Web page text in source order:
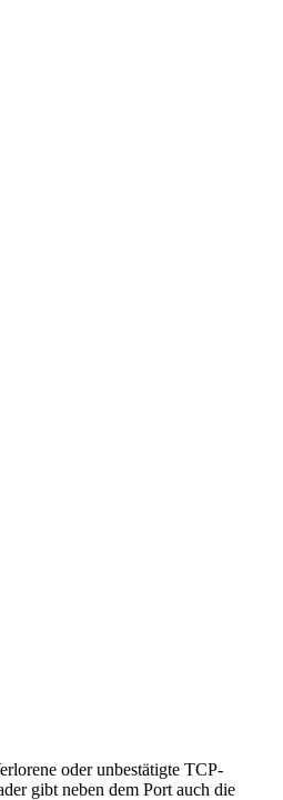
oder unbestätigte TCP-
gibt neben dem Port auch die